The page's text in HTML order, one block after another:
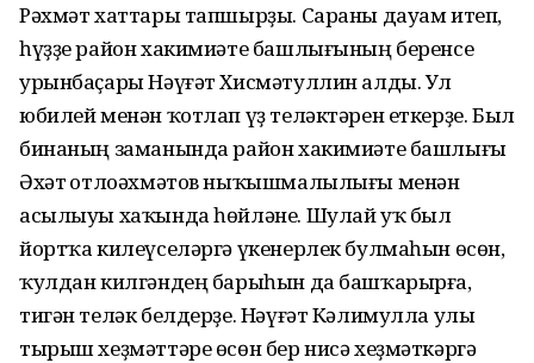
Рәхмәт хаттары тапшырҙы. Сараны дауам итеп,
һүҙҙе район хакимиәте башлығының беренсе
урынбаҫары Нәүғәт Хисмәтуллин алды. Ул
юбилей менән ҡотлап үҙ теләктәрен еткерҙе. Был
бинаның заманында район хакимиәте башлығы
Әхәт Ҡотлоәхмәтов ныҡышмалылығы менән
асылыуы хаҡында һөйләне. Шулай уҡ был
йортҡа килеүселәргә үкенерлек булмаһын өсөн,
ҡулдан килгәндең барыһын да башҡарырға,
тигән теләк белдерҙе. Нәүғәт Кәлимулла улы
тырыш хеҙмәттәре өсөн бер нисә хеҙмәткәргә